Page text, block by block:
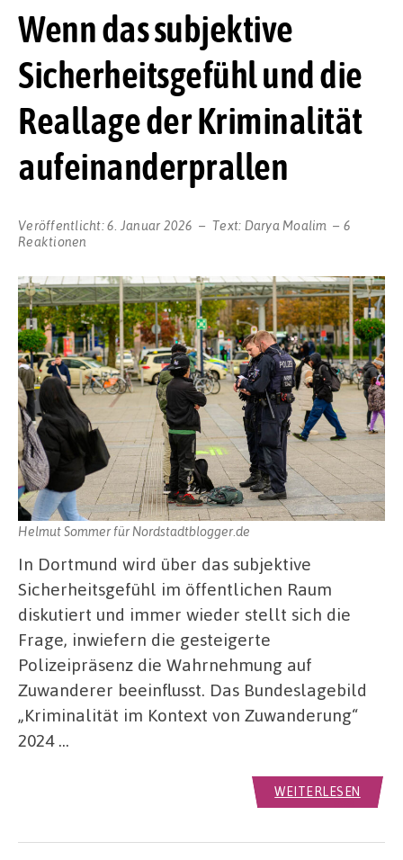
Wenn das subjektive
Sicherheitsgefühl und die
Reallage der Kriminalität
aufeinanderprallen
Veröffentlicht:6. Januar 2026 Text: Darya Moalim
6
Reaktionen
Helmut Sommer für Nordstadtblogger.de
In Dortmund wird über das subjektive
Sicherheitsgefühl im öffentlichen Raum
diskutiert und immer wieder stellt sich die
Frage, inwiefern die gesteigerte
Polizeipräsenz die Wahrnehmung auf
Zuwanderer beeinflusst. Das Bundeslagebild
„Kriminalität im Kontext von Zuwanderung“
2024 …
WEITERLESEN